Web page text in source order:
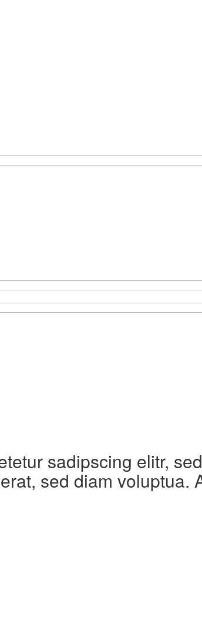
sadipscing elitr,
sed diam voluptua.